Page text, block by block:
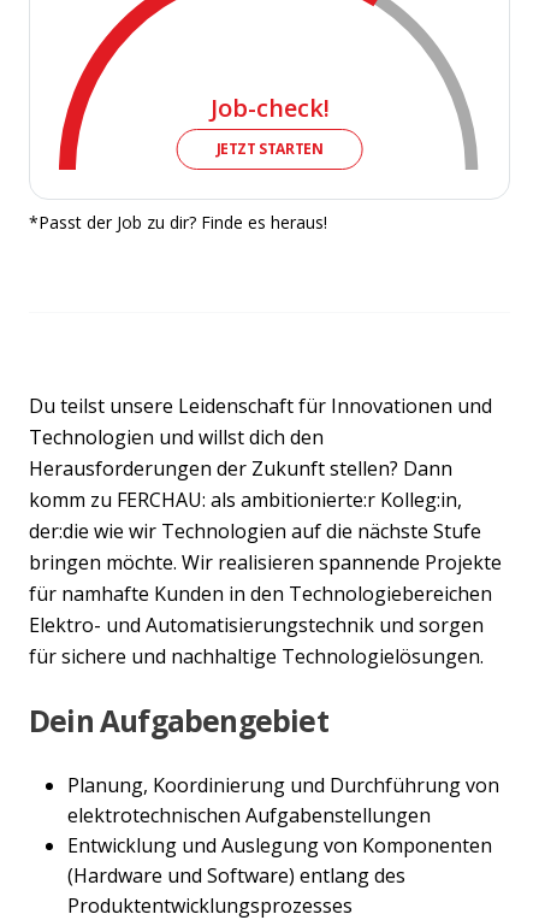
Job-check!
JETZT STARTEN
*Passt der Job zu dir? Finde es heraus!
Du teilst unsere Leidenschaft für Innovationen und
Technologien und willst dich den
Herausforderungen der Zukunft stellen? Dann
komm zu FERCHAU: als ambitionierte:r Kolleg:in,
der:die wie wir Technologien auf die nächste Stufe
bringen möchte. Wir realisieren spannende Projekte
für namhafte Kunden in den Technologiebereichen
Elektro- und Automatisierungstechnik und sorgen
für sichere und nachhaltige Technologielösungen.
Dein Aufgabengebiet
Planung, Koordinierung und Durchführung von
elektrotechnischen Aufgabenstellungen
Entwicklung und Auslegung von Komponenten
(Hardware und Software) entlang des
Produktentwicklungsprozesses